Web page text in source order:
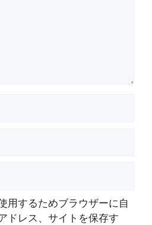
用するためブラウザーに自
ドレス、サイトを保存す